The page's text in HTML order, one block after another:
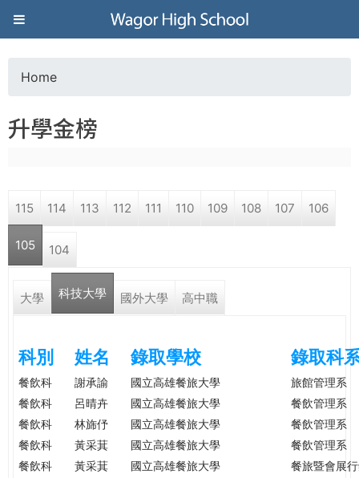
Jump to navigation
葳
格
高
學
格。
o
a
r
e
e
r
e
Home
升學金榜
115 114 113 112 111 110 109 108 107 106
105 104
大學 科技大學 國外大學 高中職
科別 姓名 錄取學校 錄取科
餐飲科 謝承諭 國立高雄餐旅大學
旅館管理系
餐飲科
呂晴卉 國立高雄餐旅大學
餐飲管理系
餐飲科
林旆伃 國立高雄餐旅大學
餐飲管理系
餐飲科
黃采萁 國立高雄餐旅大學
餐飲管理系
餐飲科
黃采萁 國立高雄餐旅大學
餐旅暨會展